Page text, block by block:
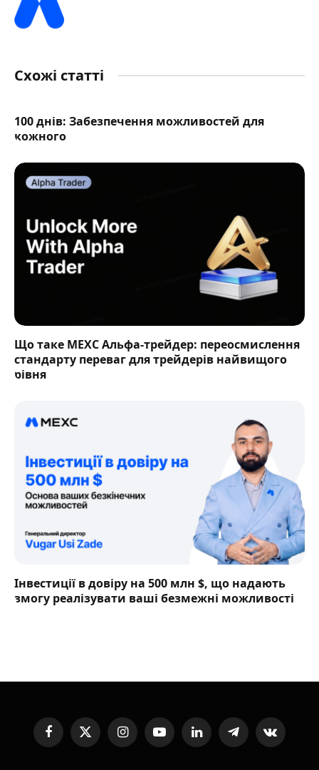
Схожі статті
100 днів: Забезпечення можливостей для
кожного
Що таке MEXC Альфа-трейдер: переосмислення
стандарту переваг для трейдерів найвищого
рівня
Інвестиції в довіру на 500 млн $, що надають
змогу реалізувати ваші безмежні можливості
FacebookX
(Twitter)
InstagramYouTubeLinkedInTelegramVKontakte